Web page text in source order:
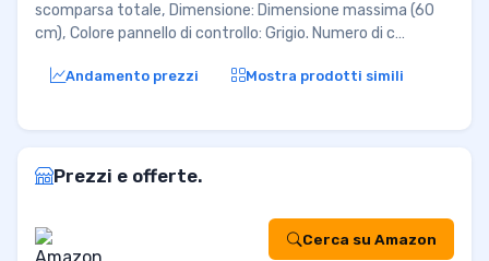
scomparsa totale, Dimensione: Dimensione massima (60
cm), Colore pannello di controllo: Grigio. Numero di c…
Andamento prezzi Mostra prodotti simili
Prezzi e offerte.
Cerca su Amazon